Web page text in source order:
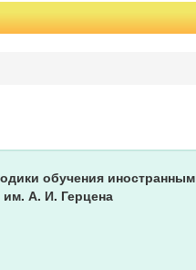
обучения иностранным
А. И. Герцена